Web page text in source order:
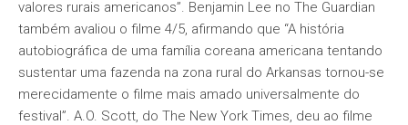
valores rurais americanos”. Benjamin Lee no The Guardian
também avaliou o filme 4/5, afirmando que “A história
autobiográfica de uma família coreana americana tentando
sustentar uma fazenda na zona rural do Arkansas tornou-se
merecidamente o filme mais amado universalmente do
festival”. A.O. Scott, do The New York Times, deu ao filme